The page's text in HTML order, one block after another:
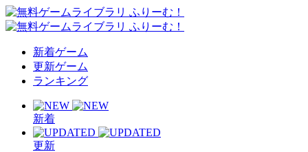
新着ゲーム
更新ゲーム
ランキング
新着
更新